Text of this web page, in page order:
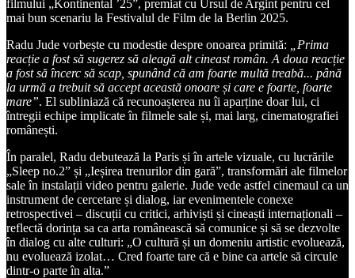
filmului „Kontinental ’25”, premiat cu Ursul de Argint pentru cel
mai bun scenariu la Festivalul de Film de la Berlin 2025.
Radu Jude vorbește cu modestie despre onoarea primită:
„Prima
reacție a fost să sugerez să aleagă alt cineast român. A doua reacție
a fost să încerc să scap, spunând că am foarte multă treabă... până
la urmă a trebuit să accept această onoare și care e foarte, foarte
mare”. El subliniază că recunoașterea nu îi aparține doar lui, ci
întregii echipe implicate în filmele sale și, mai larg, cinematografiei
românești.
În paralel, Radu debutează la Paris și în artele vizuale, cu lucrările
„Sleep no.2” și „Ieșirea trenurilor din gară”, transformări ale filmelor
sale în instalații video pentru galerie. Jude vede astfel cinemaul ca un
instrument de cercetare și dialog, iar evenimentele conexe
retrospectivei – discuții cu critici, arhiviști și cineaști internaționali –
reflectă dorința sa ca arta românească să comunice și să se dezvolte
în dialog cu alte culturi: „O cultură și un domeniu artistic evoluează,
nu evoluează izolat… Cred foarte tare că e bine ca artele să circule
dintr-o parte în alta.”